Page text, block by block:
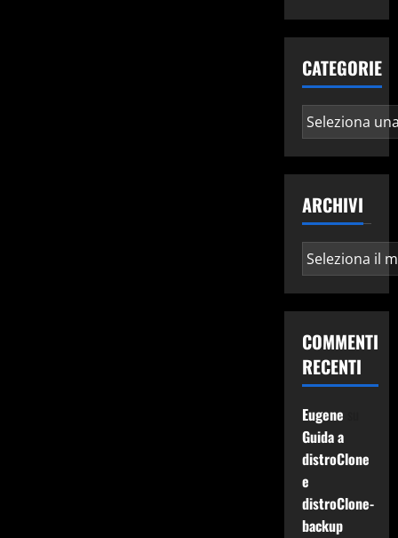
CATEGORIE
Categorie
ARCHIVI
Archivi
COMMENTI
RECENTI
Eugene
Guida a
distroClone
e
distroClone-
backup